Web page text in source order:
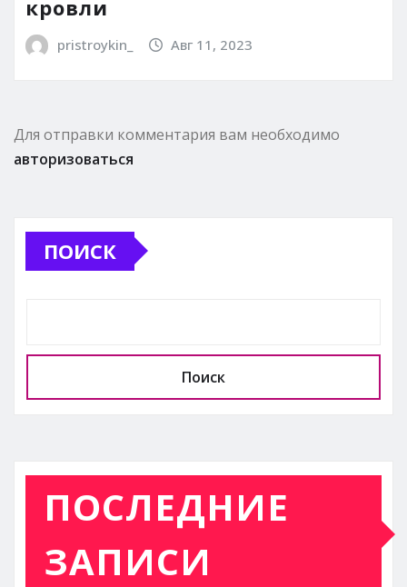
кровли
pristroykin_ Авг 11, 2023
Для отправки комментария вам необходимо
авторизоваться
ПОИСК
Поиск
ПОСЛЕДНИЕ
ЗАПИСИ